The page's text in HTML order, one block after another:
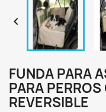

FUNDA PARA
PARA
REVERSIBLE